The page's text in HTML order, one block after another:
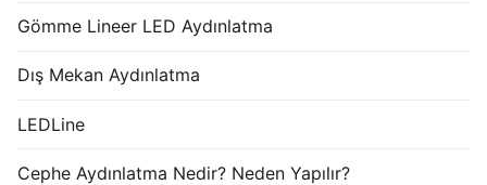
Gömme Lineer LED Aydınlatma
Dış Mekan Aydınlatma
LEDLine
Cephe Aydınlatma Nedir? Neden Yapılır?